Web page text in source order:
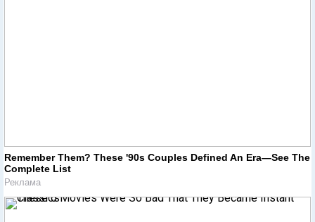
Remember Them? These '90s Couples Defined An Era—See The
Complete List
Реклама